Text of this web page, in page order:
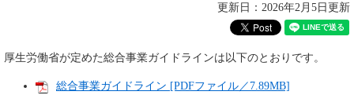
更新日：2026年2月5日更新
厚生労働省が定めた総合事業ガイドラインは以下のとおりです。
総合事業ガイドライン [PDFファイル／7.89MB]